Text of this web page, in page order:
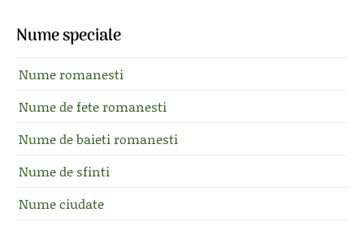
Nume speciale
Nume romanesti
Nume de fete romanesti
Nume de baieti romanesti
Nume de sfinti
Nume ciudate